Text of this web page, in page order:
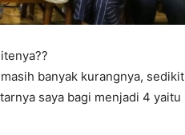
banyak kurangnya, sedikit
saya bagi menjadi 4 yaitu